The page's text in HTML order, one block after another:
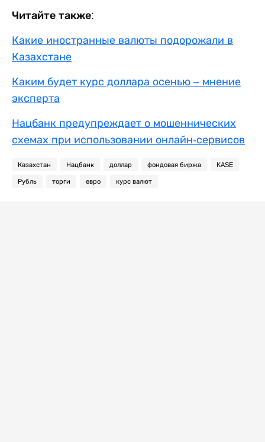
Читайте также:
Какие иностранные валюты подорожали в
Казахстане
Каким будет курс доллара осенью – мнение
эксперта
Нацбанк предупреждает о мошеннических
схемах при использовании онлайн-сервисов
Казахстан Нацбанк доллар фондовая биржа KASE
Рубль торги евро курс валют